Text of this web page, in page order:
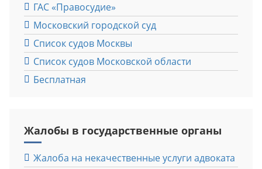
ГАС «Правосудие»
Московский городской суд
Список судов Москвы
Список судов Московской области
Бесплатная
Жалобы в государственные органы
Жалоба на некачественные услуги адвоката